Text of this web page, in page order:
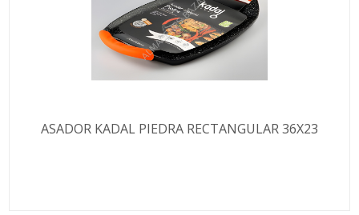
ASADOR KADAL PIEDRA RECTANGULAR 36X23